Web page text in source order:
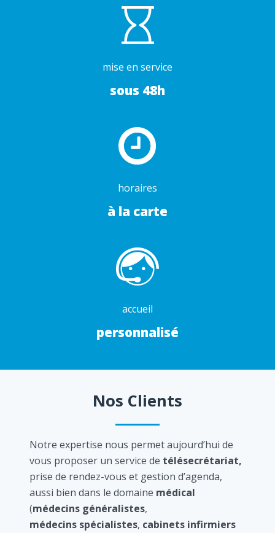
mise en service
sous 48h
horaires
à la carte
accueil
personnalisé
Nos Clients
Notre expertise nous permet aujourd’hui de
vous proposer un service de télésecrétariat,
prise de rendez-vous et gestion d’agenda,
aussi bien dans le domaine médical
(médecins généralistes,
médecins spécialistes, cabinets infirmiers